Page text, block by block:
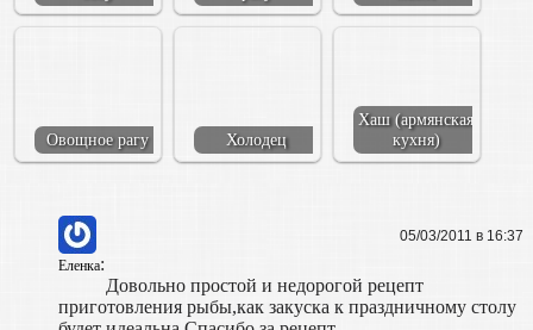
Овощное рагу Холодец
Хаш (армянская
кухня)
Еленка:
05/03/2011 в 16:37
Довольно простой и недорогой рецепт
приготовления рыбы,как закуска к праздничному столу